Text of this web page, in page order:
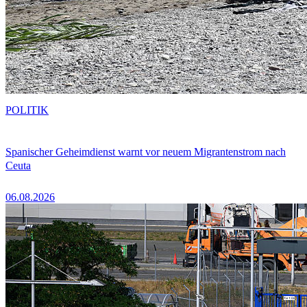
Spanischer Geheimdienst warnt vor neuem Migrantenstrom nach
Ceuta
06.08.2026
POLITIK